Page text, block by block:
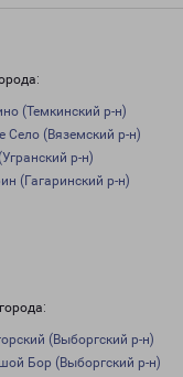
(Темкинский р-н)
Село (Вяземский р-н)
р-н)
(Гагаринский р-н)
(Выборгский р-н)
Бор (Выборгский р-н)